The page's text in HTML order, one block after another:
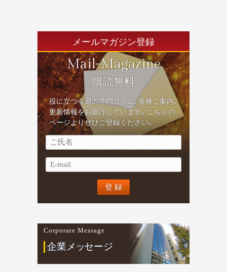
メールマガジン登録
Mail-Magazine
-購読無料-
役に立つ今週の専門コラム、各種ご案内、
更新情報をお届けしています。こちらの
ページよりぜひご登録ください。
Corporate Message
企業メ ッセージ